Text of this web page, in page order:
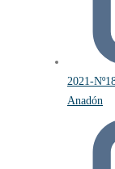
2021-
Anadón